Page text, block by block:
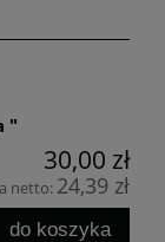
"
30,00 zł
netto: 24,39 zł
do koszyka